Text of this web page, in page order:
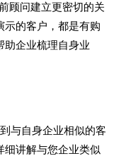
顾问建立更密切的关
示的客户，都是有购
助企业梳理自身业
与自身企业相似的客
细讲解与您企业类似